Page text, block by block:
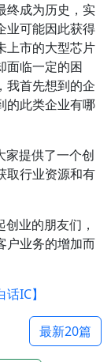
终成为历史，实
业可能因此获得
上市的大型芯片
面临一定的困
我首先想到的企
的此类企业有哪
家提供了一个创
取行业资源和有
业的朋友们，
户业务的增加而
话IC】
最新20篇